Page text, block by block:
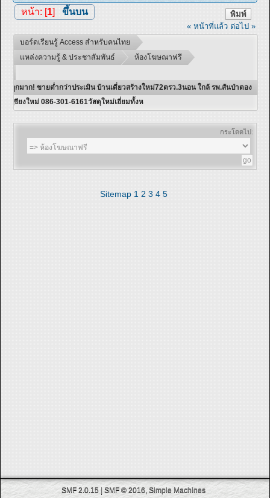
พิมพ์
หน้า: [ 1] ขึ้นบน
« หน้าที่แล้ว ต่อไป »
บอร์ดเรียนรู้ Access สำหรับคนไทย
แหล่งความรู้ & ประชาสัมพันธ์
ห้องโฆษณาฟรี
ถูกมาก! ขายต่ำกว่าประเมิน บ้านเดี่ยวสร้างใหม่72ตรว.3นอน ใกล้ รพ.สันป่าตอง
เชียงใหม่ 086-301-6161วัสดุใหม่เอี่ยมทั้งห
กระโดดไป:
Sitemap 1 2 3 4 5
SMF 2.0.15 SMF © 2016 Simple Machines